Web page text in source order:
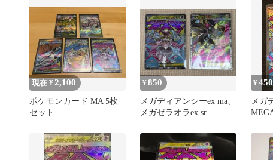
現在 ¥ 2,100
ポケモンカード MA 5枚
セット
¥850
メガディアンシーex ma、
メガゼラオラex sr
¥450
メガ